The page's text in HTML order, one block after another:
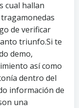
cual hallan
de verificar
triunfo.Si te
demo,
así­ como
dentro del
información de
una